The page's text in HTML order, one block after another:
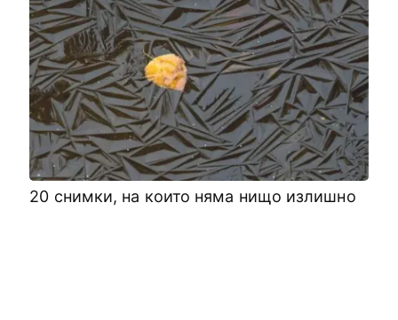
20 снимки, на които няма нищо излишно